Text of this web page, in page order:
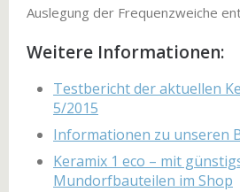
Auslegung der Frequenzweiche
Weitere Informationen:
Testbericht der aktuellen
5/2015
Informationen zu unseren
Keramix 1 eco – mit
Mundorfbauteilen im Shop